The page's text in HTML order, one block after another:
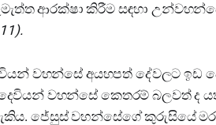
ආරක්ෂා කිරීම සඳහා
වහන්සේ අයහපත් දේවලට ඉඩ
වහන්සේ කෙතරම් බලවත් ද
ජේසුස් වහන්සේගේ කුරුසියේ